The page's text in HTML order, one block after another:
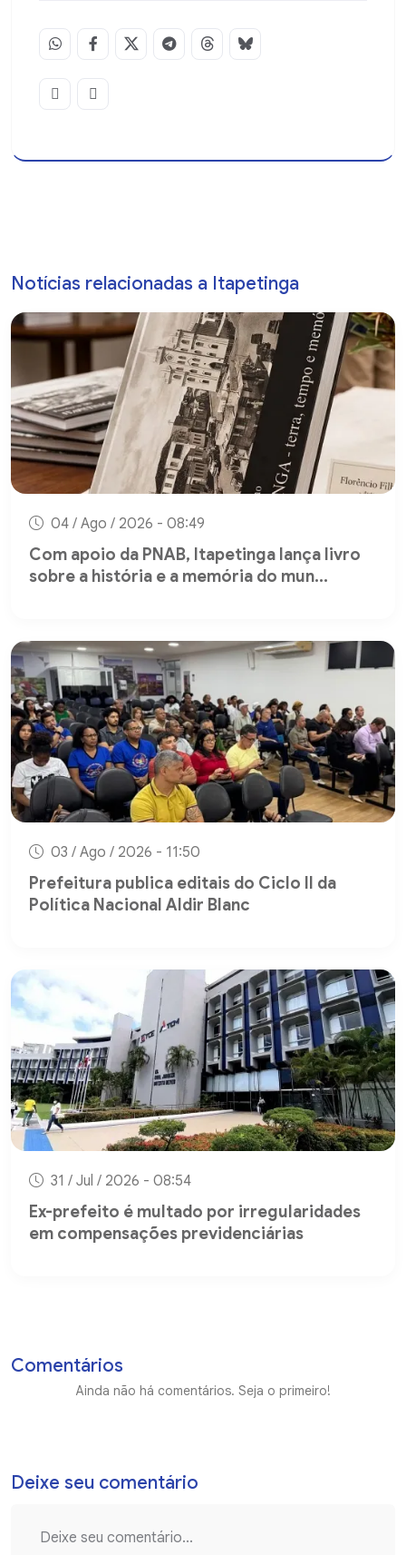
Notícias relacionadas a Itapetinga
04 / Ago / 2026 - 08:49
Com apoio da PNAB, Itapetinga lança livro
sobre a história e a memória do mun...
03 / Ago / 2026 - 11:50
Prefeitura publica editais do Ciclo II da
Política Nacional Aldir Blanc
31 / Jul / 2026 - 08:54
Ex-prefeito é multado por irregularidades
em compensações previdenciárias
Comentários
Ainda não há comentários. Seja o primeiro!
Deixe seu comentário